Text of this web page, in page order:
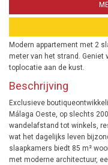
Modern appartement met 2
meter van het strand. Geniet
toplocatie aan de kust.
Beschrijving
Exclusieve
Málaga Oeste, op slechts
wandelafstand tot winkels,
wat het dagelijks leven
slaapkamers biedt 85 m²
met moderne architectuur,